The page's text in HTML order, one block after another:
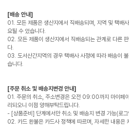
[배송 안내]
01. 모든 제품은 생산지에서 직배송되며, 지역 및 택배
요될 수 있습니다.
02. 모든 제품이 생산지에서 직배송되는 관계로 다른
다.
03. 도서산간지역의 경우 택배사 사정에 따라 배송이
습니다.
[주문 취소 및 배송지변경 안내]
01. 주문의 취소, 주소변경은 오전 09:00까지 마이페
리되오니 이점 양해부탁드립니다.
- [상품준비] 단계에서만 취소 및 배송지 변경 가능(로
02. 카드 환불은 카드사 정책에 따르며, 자세한 내용은